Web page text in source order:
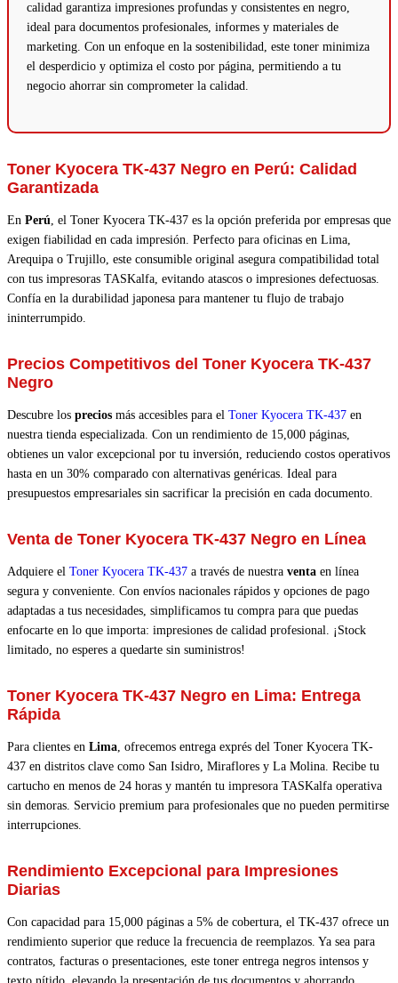
calidad garantiza impresiones profundas y consistentes en negro,
ideal para documentos profesionales, informes y materiales de
marketing. Con un enfoque en la sostenibilidad, este toner minimiza
el desperdicio y optimiza el costo por página, permitiendo a tu
negocio ahorrar sin comprometer la calidad.
Toner Kyocera TK-437 Negro en Perú: Calidad
Garantizada
En Perú, el Toner Kyocera TK-437 es la opción preferida por empresas que
exigen fiabilidad en cada impresión. Perfecto para oficinas en Lima,
Arequipa o Trujillo, este consumible original asegura compatibilidad total
con tus impresoras TASKalfa, evitando atascos o impresiones defectuosas.
Confía en la durabilidad japonesa para mantener tu flujo de trabajo
ininterrumpido.
Precios Competitivos del Toner Kyocera TK-437
Negro
Descubre los precios más accesibles para el Toner Kyocera TK-437 en
nuestra tienda especializada. Con un rendimiento de 15,000 páginas,
obtienes un valor excepcional por tu inversión, reduciendo costos operativos
hasta en un 30% comparado con alternativas genéricas. Ideal para
presupuestos empresariales sin sacrificar la precisión en cada documento.
Venta de Toner Kyocera TK-437 Negro en Línea
Adquiere el Toner Kyocera TK-437 a través de nuestra venta en línea
segura y conveniente. Con envíos nacionales rápidos y opciones de pago
adaptadas a tus necesidades, simplificamos tu compra para que puedas
enfocarte en lo que importa: impresiones de calidad profesional. ¡Stock
limitado, no esperes a quedarte sin suministros!
Toner Kyocera TK-437 Negro en Lima: Entrega
Rápida
Para clientes en Lima, ofrecemos entrega exprés del Toner Kyocera TK-
437 en distritos clave como San Isidro, Miraflores y La Molina. Recibe tu
cartucho en menos de 24 horas y mantén tu impresora TASKalfa operativa
sin demoras. Servicio premium para profesionales que no pueden permitirse
interrupciones.
Rendimiento Excepcional para Impresiones
Diarias
Con capacidad para 15,000 páginas a 5% de cobertura, el TK-437 ofrece un
rendimiento superior que reduce la frecuencia de reemplazos. Ya sea para
contratos, facturas o presentaciones, este toner entrega negros intensos y